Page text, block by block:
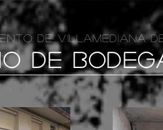
DE VILLAMEDIANA
DE